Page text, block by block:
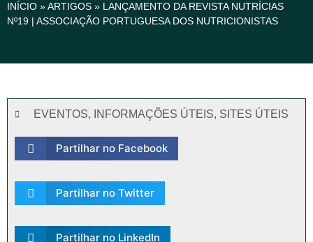
INÍCIO »ARTIGOS » LANÇAMENTO DA REVISTA NUTRÍCIAS
Nº19 | ASSOCIAÇÃO PORTUGUESA DOS NUTRICIONISTAS
EVENTOS, INFORMAÇÕES ÚTEIS, SITES ÚTEIS
Partilhar no Facebook
Partilhar no Twitter
Partilhar no LinkedIn